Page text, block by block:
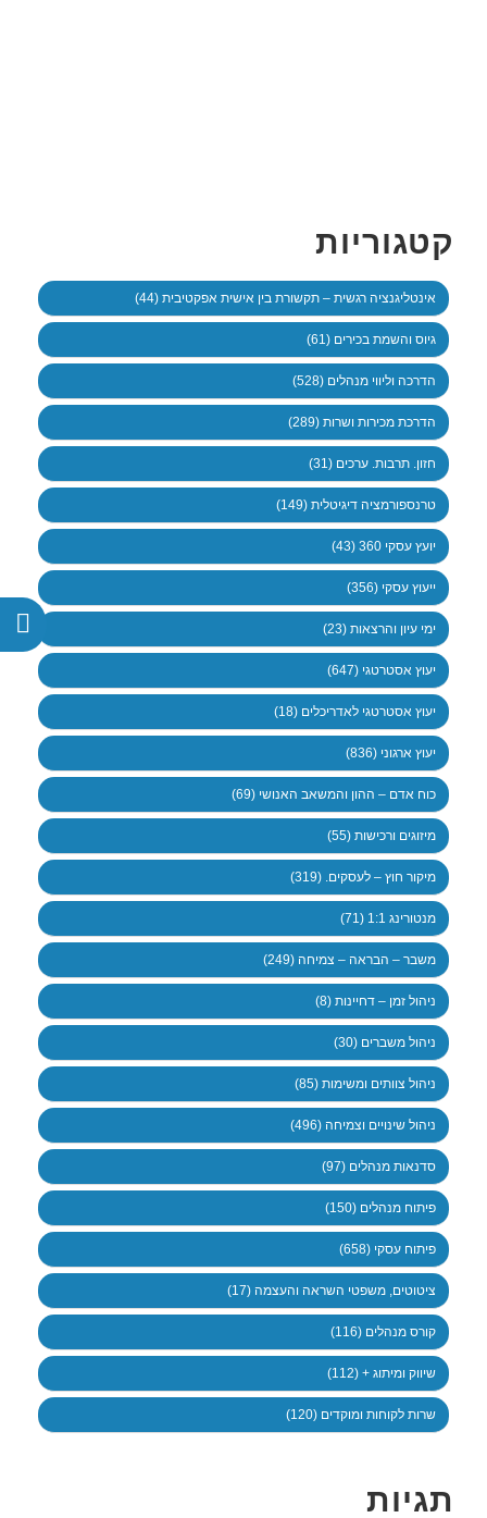
קטגוריות
אינטליגנציה רגשית – תקשורת בין אישית אפקטיבית (44)
גיוס והשמת בכירים (61)
הדרכה וליווי מנהלים (528)
הדרכת מכירות ושרות (289)
חזון. תרבות. ערכים (31)
טרנספורמציה דיגיטלית (149)
יועץ עסקי 360 (43)
ייעוץ עסקי (356)
ימי עיון והרצאות (23)
יעוץ אסטרטגי (647)
יעוץ אסטרטגי לאדריכלים (18)
יעוץ ארגוני (836)
כוח אדם – ההון והמשאב האנושי (69)
מיזוגים ורכישות (55)
מיקור חוץ – לעסקים. (319)
מנטורינג 1:1 (71)
משבר – הבראה – צמיחה (249)
ניהול זמן – דחיינות (8)
ניהול משברים (30)
ניהול צוותים ומשימות (85)
ניהול שינויים וצמיחה (496)
סדנאות מנהלים (97)
פיתוח מנהלים (150)
פיתוח עסקי (658)
ציטוטים, משפטי השראה והעצמה (17)
קורס מנהלים (116)
שיווק ומיתוג + (112)
שרות לקוחות ומוקדים (120)
תגיות